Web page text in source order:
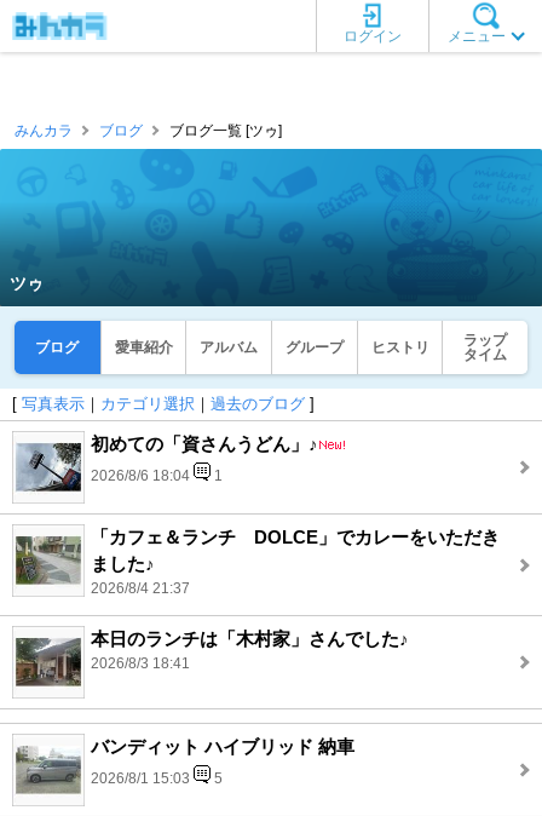
メニュー
ログイン
みんカラ ブログ ブログ一覧 [ツゥ]
ツゥ
ブログ 愛車紹介 アルバム グループ ヒストリ
ラップ
タイム
[ 写真表示 ｜ カテゴリ選択 ｜ 過去のブログ ]
初めての「資さんうどん」♪
2026/8/6 18:04 1
「カフェ＆ランチ DOLCE」でカレーをいただき
ました♪
2026/8/4 21:37
本日のランチは「木村家」さんでした♪
2026/8/3 18:41
バンディット ハイブリッド 納車
2026/8/1 15:03 5